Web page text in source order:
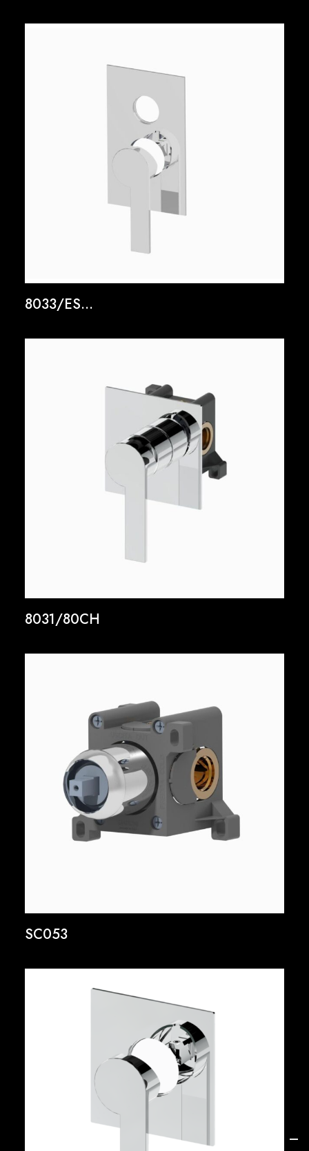
8033/ES...
8031/80CH
SC053